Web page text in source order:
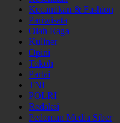
Kecantikan & Fashion
Pariwisata
Olah Raga
Kuliner
Opini
Tokoh
Partai
TNI
POLRI
Redaksi
Pedoman Media Siber